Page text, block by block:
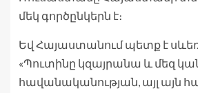
մեկ գործընկերն է։
Եվ Հայաստանում պետք է
«Պուտինը կզայրանա և մեզ
հավանականության, այլ այն